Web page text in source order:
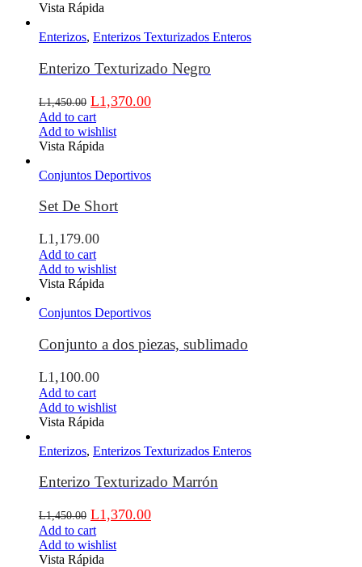
Vista Rápida
Enterizos, Enterizos Texturizados Enteros
Enterizo Texturizado Negro
L1,450.00 L1,370.00
Add to cart
Add to wishlist
Vista Rápida
Conjuntos Deportivos
Set De Short
L1,179.00
Add to cart
Add to wishlist
Vista Rápida
Conjuntos Deportivos
Conjunto a dos piezas, sublimado
L1,100.00
Add to cart
Add to wishlist
Vista Rápida
Enterizos, Enterizos Texturizados Enteros
Enterizo Texturizado Marrón
L1,450.00 L1,370.00
Add to cart
Add to wishlist
Vista Rápida